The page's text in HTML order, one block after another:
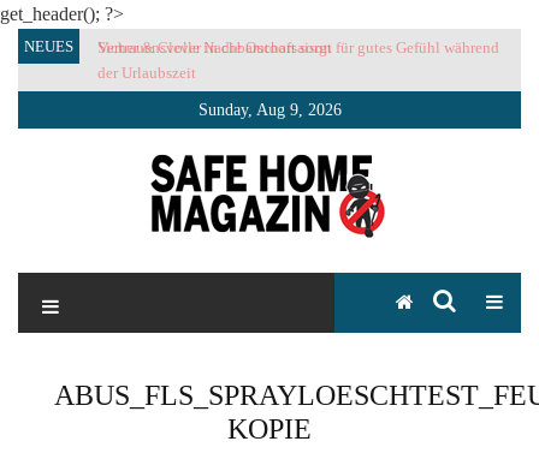
get_header(); ?>
SkipNEUES Sicher & Clever in die Outoorsaison
Vertrauensvolle Nachbarschaft sorgt für gutes Gefühl während
der Urlaubszeit
Sunday, Aug 9, 2026
SAFE HOME Magazin
KOPIE